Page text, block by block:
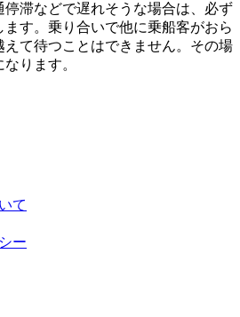
停滞などで遅れそうな場合は、必ず
す。乗り合いで他に乗船客がおら
て待つことはできません。その場
ります。
て
ー